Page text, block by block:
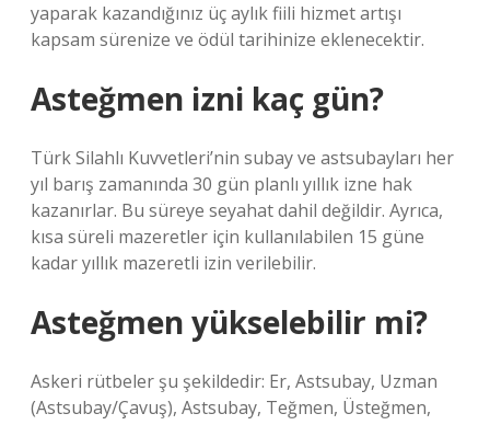
yaparak kazandığınız üç aylık fiili hizmet artışı
kapsam sürenize ve ödül tarihinize eklenecektir.
Asteğmen izni kaç gün?
Türk Silahlı Kuvvetleri’nin subay ve astsubayları her
yıl barış zamanında 30 gün planlı yıllık izne hak
kazanırlar. Bu süreye seyahat dahil değildir. Ayrıca,
kısa süreli mazeretler için kullanılabilen 15 güne
kadar yıllık mazeretli izin verilebilir.
Asteğmen yükselebilir mi?
Askeri rütbeler şu şekildedir: Er, Astsubay, Uzman
(Astsubay/Çavuş), Astsubay, Teğmen, Üsteğmen,